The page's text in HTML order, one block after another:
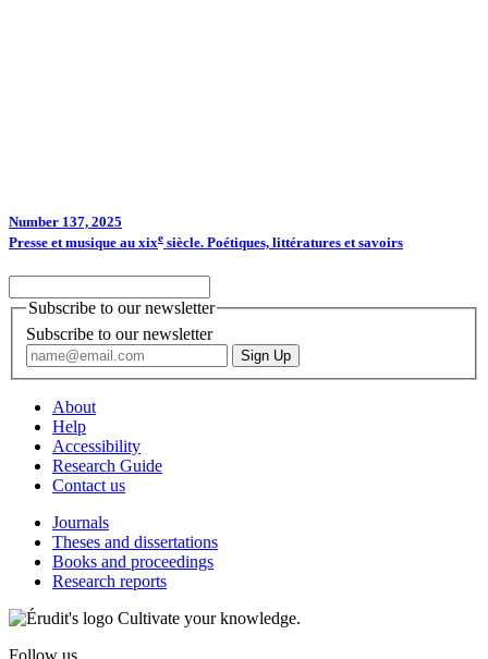
Number 137, 2025
Presse et musique au xixe siècle. Poétiques, littératures et savoirs
Subscribe to our newsletter
Subscribe to our newsletter
About
Help
Accessibility
Research Guide
Contact us
Journals
Theses and dissertations
Books and proceedings
Research reports
Cultivate your knowledge.
Follow us